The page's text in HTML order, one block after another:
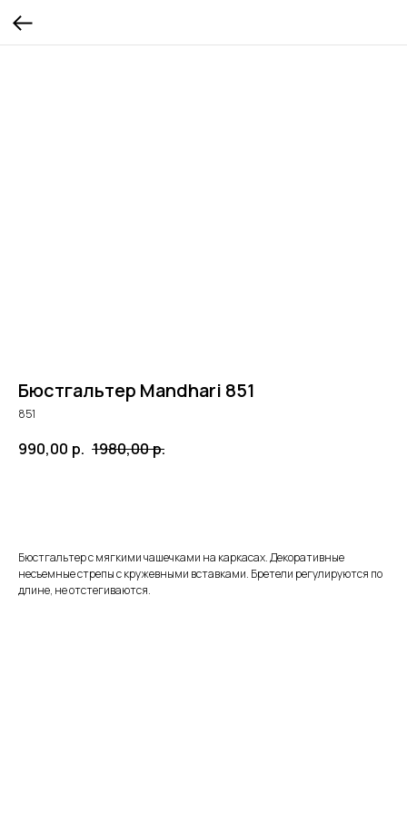
Бюстгальтер Mandhari 851
851
990,00 р. 1980,00р.
Бюстгальтер с мягкими чашечками на каркасах. Декоративные
несъемные стрепы с кружевными вставками. Бретели регулируются по
длине, не отстегиваются.